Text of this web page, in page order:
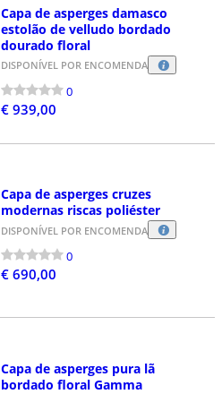
Capa de asperges damasco
estolão de velludo bordado
dourado floral
DISPONÍVEL POR ENCOMENDA
0
€ 939,00
Capa de asperges cruzes
modernas riscas poliéster
DISPONÍVEL POR ENCOMENDA
0
€ 690,00
Capa de asperges pura lã
bordado floral Gamma